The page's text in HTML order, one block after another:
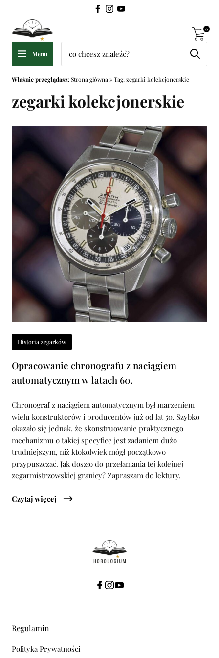
Menu
0
Właśnie przeglądasz:Strona główna »Tag: zegarki kolekcjonerskie
zegarki kolekcjonerskie
Historia zegarków
Opracowanie chronografu z naciągiem
automatycznym w latach 60.
Chronograf z naciągiem automatycznym był marzeniem
wielu konstruktorów i producentów już od lat 50. Szybko
okazało się jednak, że skonstruowanie praktycznego
mechanizmu o takiej specyfice jest zadaniem dużo
trudniejszym, niż ktokolwiek mógł początkowo
przypuszczać. Jak doszło do przełamania tej kolejnej
zegarmistrzowskiej granicy? Zapraszam do lektury.
Czytaj więcej
Regulamin
Polityka Prywatności